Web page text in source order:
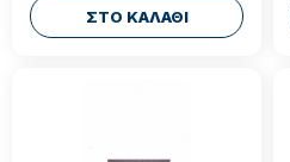
ΣΤΟ ΚΑΛΑΘΙ